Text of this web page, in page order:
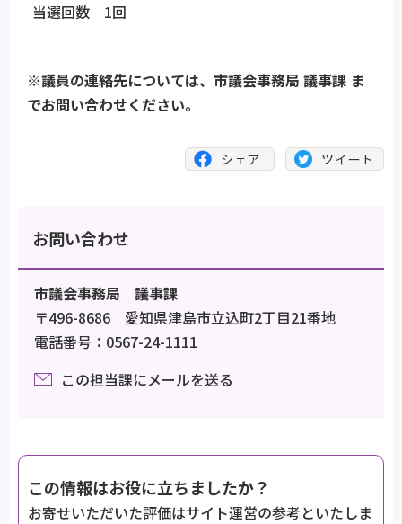
当選回数 1回
※議員の連絡先については、市議会事務局 議事課 ま
でお問い合わせください。
お問い合わせ
市議会事務局 議事課
〒496-8686 愛知県津島市立込町2丁目21番地
電話番号：0567-24-1111
この担当課にメールを送る
この情報はお役に立ちましたか？
お寄せいただいた評価はサイト運営の参考といたしま